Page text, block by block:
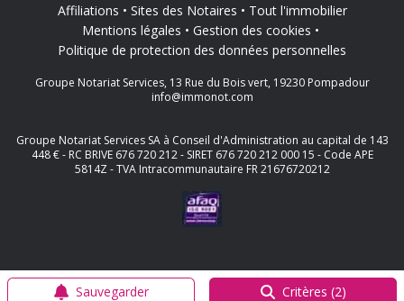
Sauvegarder Critères (2)
Affiliations
Sites des Notaires
Tout l'immobilier
Mentions légales
Gestion des cookies
Politique de protection des données personnelles
Groupe Notariat Services, 13 Rue du Bois vert, 19230 Pompadour
info@immonot.com
Groupe Notariat Services SA à Conseil d'Administration au capital de 143
448 € - RC BRIVE 676 720 212 - SIRET 676 720 212 000 15 - Code APE
5814Z - TVA Intracommunautaire FR 21676720212